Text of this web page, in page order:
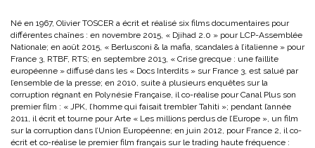
Né en 1967, Olivier TOSCER a écrit et réalisé six films documentaires pour
différentes chaînes : en novembre 2015, « Djihad 2.0 » pour LCP-Assemblée
Nationale; en août 2015, « Berlusconi & la mafia, scandales à l’italienne » pour
France 3, RTBF, RTS; en septembre 2013, « Crise grecque : une faillite
européenne » diffusé dans les « Docs Interdits » sur France 3, est salué par
l’ensemble de la presse; en 2010, suite à plusieurs enquêtes sur la
corruption régnant en Polynésie Française, il co-réalise pour Canal Plus son
premier film : « JPK, l’homme qui faisait trembler Tahiti »; pendant l’année
2011, il écrit et tourne pour Arte « Les millions perdus de l’Europe », un film
sur la corruption dans l’Union Européenne; en juin 2012, pour France 2, il co-
écrit et co-réalise le premier film français sur le trading haute fréquence :